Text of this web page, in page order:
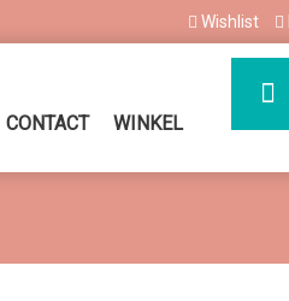
Wishlist
CONTACT WINKEL